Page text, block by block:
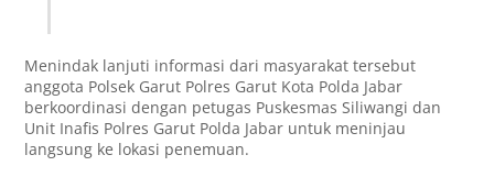
Menindak lanjuti informasi dari masyarakat tersebut
anggota Polsek Garut Polres Garut Kota Polda Jabar
berkoordinasi dengan petugas Puskesmas Siliwangi dan
Unit Inafis Polres Garut Polda Jabar untuk meninjau
langsung ke lokasi penemuan.